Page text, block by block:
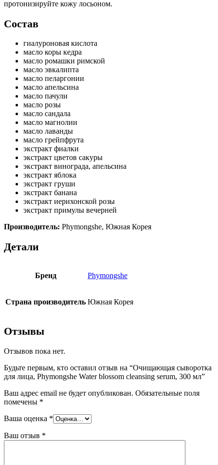
протонизируйте кожу лосьоном.
Состав
гиалуроновая кислота
масло коры кедра
масло ромашки римской
масло эвкалипта
масло пеларгонии
масло апельсина
масло пачули
масло розы
масло сандала
масло магнолии
масло лаванды
масло грейпфрута
экстракт фиалки
экстракт цветов сакуры
экстракт винограда, апельсина
экстракт яблока
экстракт груши
экстракт банана
экстракт иерихонской розы
экстракт примулы вечерней
Производитель: Phymongshe, Южная Корея
Детали
Бренд Phymongshe
Страна производитель Южная Корея
Отзывы
Отзывов пока нет.
Будьте первым, кто оставил отзыв на “Очищающая сыворотка
для лица, Phymongshe Water blossom cleansing serum, 300 мл”
Ваш адрес email не будет опубликован. Обязательные поля
помечены *
Ваша оценка *
Ваш отзыв *